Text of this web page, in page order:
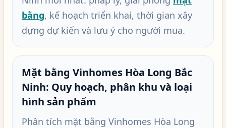
bằng, kế hoạch triển khai, thời gian xây
dựng dự kiến và lưu ý cho người mua.
Mặt bằng Vinhomes Hòa Long Bắc
Ninh: Quy hoạch, phân khu và loại
hình sản phẩm
Phân tích mặt bằng Vinhomes Hòa Long